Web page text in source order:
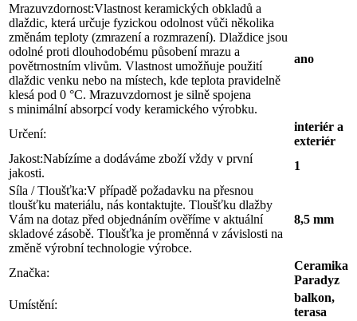
Mrazuvzdornost:Vlastnost keramických obkladů a
dlaždic, která určuje fyzickou odolnost vůči několika
změnám teploty (zmrazení a rozmrazení). Dlaždice jsou
odolné proti dlouhodobému působení mrazu a
povětrnostním vlivům. Vlastnost umožňuje použití
dlaždic venku nebo na místech, kde teplota pravidelně
klesá pod 0 °C. Mrazuvzdornost je silně spojena
s minimální absorpcí vody keramického výrobku.
ano
Určení:
interiér a
exteriér
Jakost:Nabízíme a dodáváme zboží vždy v první
jakosti.
1
Síla / Tloušťka:V případě požadavku na přesnou
tloušťku materiálu, nás kontaktujte. Tloušťku dlažby
Vám na dotaz před objednáním ověříme v aktuální
skladové zásobě. Tloušťka je proměnná v závislosti na
změně výrobní technologie výrobce.
8,5 mm
Značka:
Ceramika
Paradyz
Umístění:
balkon,
terasa